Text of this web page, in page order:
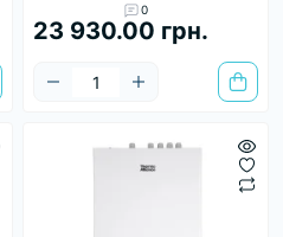
0
23 930.00 грн.